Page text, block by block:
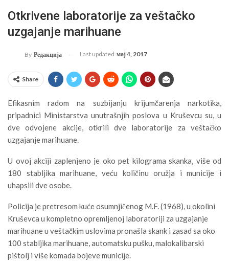
Otkrivene laboratorije za veštačko
uzgajanje marihuane
By Редакција Last updated мај 4, 2017
Share
Efikasnim radom na suzbijanju krijumčarenja narkotika,
pripadnici Ministarstva unutrašnjih poslova u Kruševcu su, u
dve odvojene akcije, otkrili dve laboratorije za veštačko
uzgajanje marihuane.
U ovoj akciji zaplenjeno je oko pet kilograma skanka, više od
180 stabljika marihuane, veću količinu oružja i municije i
uhapsili dve osobe.
Policija je pretresom kuće osumnjičenog M.F. (1968), u okolini
Kruševca u kompletno opremljenoj laboratoriji za uzgajanje
marihuane u veštačkim uslovima pronašla skank i zasad sa oko
100 stabljika marihuane, automatsku pušku, malokalibarski
pištolj i više komada bojeve municije.